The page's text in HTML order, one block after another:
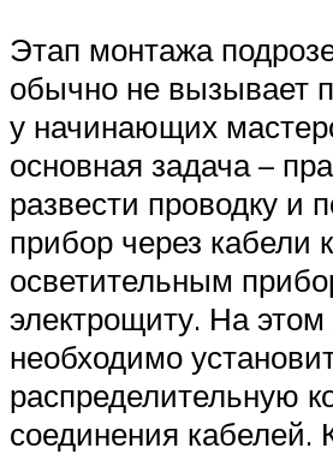
Этап монтажа
обычно не вызывает
у начинающих
основная задача –
развести проводку и
прибор через кабели к
осветительным
электрощиту. На этом
необходимо
распределительную
соединения кабелей.